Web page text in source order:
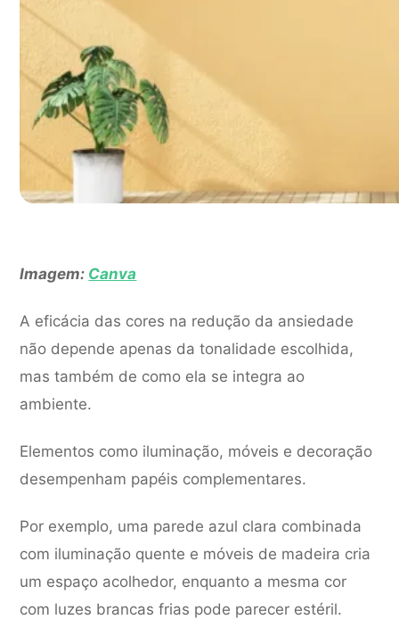
Imagem: Canva
A eficácia das cores na redução da ansiedade
não depende apenas da tonalidade escolhida,
mas também de como ela se integra ao
ambiente.
Elementos como iluminação, móveis e decoração
desempenham papéis complementares.
Por exemplo, uma parede azul clara combinada
com iluminação quente e móveis de madeira cria
um espaço acolhedor, enquanto a mesma cor
com luzes brancas frias pode parecer estéril.